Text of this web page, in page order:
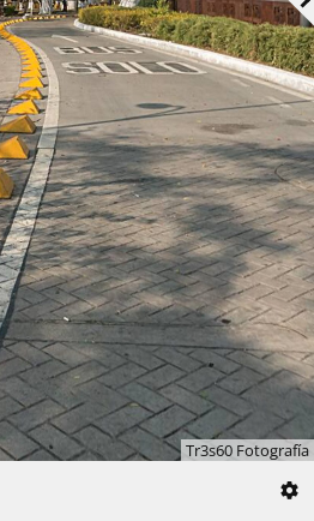
Tr3s60 Fotografía